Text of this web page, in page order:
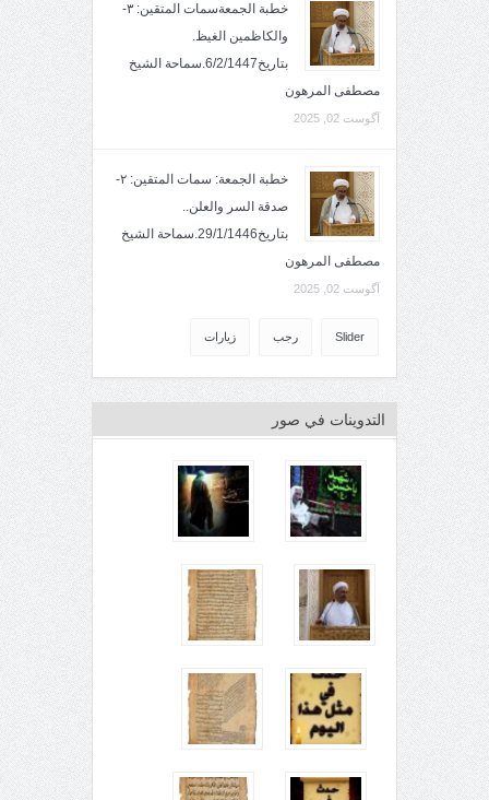
خطبة الجمعةسمات المتقين: ٣-
والكاظمين الغيظ.
بتاريخ6/2/1447.سماحة الشيخ
مصطفى المرهون
آگوست 02, 2025
خطبة الجمعة: سمات المتقين: ٢-
صدقة السر والعلن..
بتاريخ29/1/1446.سماحة الشيخ
مصطفى المرهون
آگوست 02, 2025
Slider رجب زيارات
التدوينات في صور